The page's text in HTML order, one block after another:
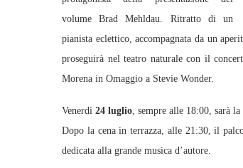
volume Brad Mehldau. Ritratto di un
pianista eclettico, accompagnata da un
proseguirà nel teatro naturale con il
Morena in Omaggio a Stevie Wonder.
Venerdì 24 luglio, sempre alle 18:00, sarà
Dopo la cena in terrazza, alle 21:30, il
dedicata alla grande musica d’autore.